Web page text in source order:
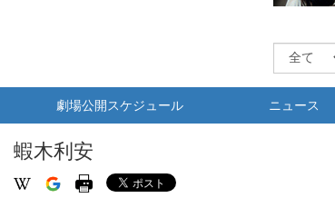
劇場公開スケジュール ニュース
蝦木利安